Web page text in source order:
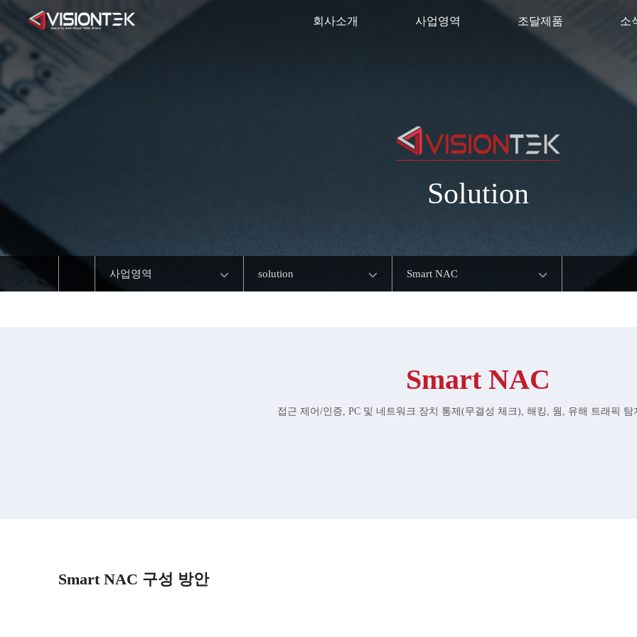
회사소개 사업영역 조달제품 소
Solution
사업영역 solution Smart NAC
Smart NAC
접근 제어/인증, PC 및 네트워크 장치 통제(무결성 체크), 해킹, 웜, 유해 트래픽 탐
Smart NAC 구성 방안